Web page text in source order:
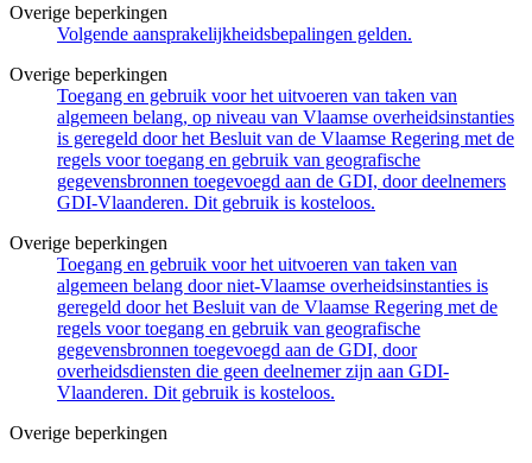
Overige beperkingen
Volgende aansprakelijkheidsbepalingen gelden.
Overige beperkingen
Toegang en gebruik voor het uitvoeren van taken van
algemeen belang, op niveau van Vlaamse overheidsinstanties
is geregeld door het Besluit van de Vlaamse Regering met de
regels voor toegang en gebruik van geografische
gegevensbronnen toegevoegd aan de GDI, door deelnemers
GDI-Vlaanderen. Dit gebruik is kosteloos.
Overige beperkingen
Toegang en gebruik voor het uitvoeren van taken van
algemeen belang door niet-Vlaamse overheidsinstanties is
geregeld door het Besluit van de Vlaamse Regering met de
regels voor toegang en gebruik van geografische
gegevensbronnen toegevoegd aan de GDI, door
overheidsdiensten die geen deelnemer zijn aan GDI-
Vlaanderen. Dit gebruik is kosteloos.
Overige beperkingen